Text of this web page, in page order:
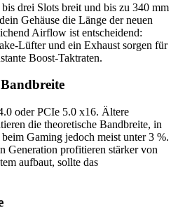
drei Slots breit und bis zu 340 mm
Gehäuse die Länge der neuen
Airflow ist entscheidend:
Lüfter und ein Exhaust sorgen für
Boost-Taktraten.
oder PCIe 5.0 x16. Ältere
die theoretische Bandbreite, in
Gaming jedoch meist unter 3 %.
Generation profitieren stärker von
aufbaut, sollte das